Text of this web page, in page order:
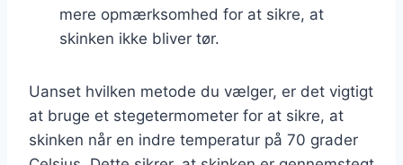
mere opmærksomhed for at sikre, at
skinken ikke bliver tør.
Uanset hvilken metode du vælger, er det vigtigt
at bruge et stegetermometer for at sikre, at
skinken når en indre temperatur på 70 grader